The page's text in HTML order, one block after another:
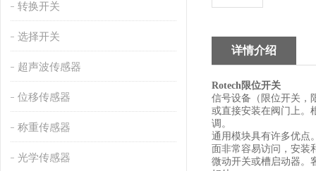
转换开关
选择开关
超声波传感器
位移传感器
称重传感器
光学传感器
详情介绍
Rotech限位开关
信号设备（限位开关，
或直接安装在阀门上。
调。
通用模块具有许多优点
面非常容易访问，安装
微动开关或槽启动器。